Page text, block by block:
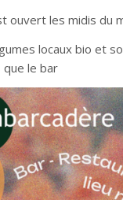
ouvert les midis du
locaux bio et
le bar